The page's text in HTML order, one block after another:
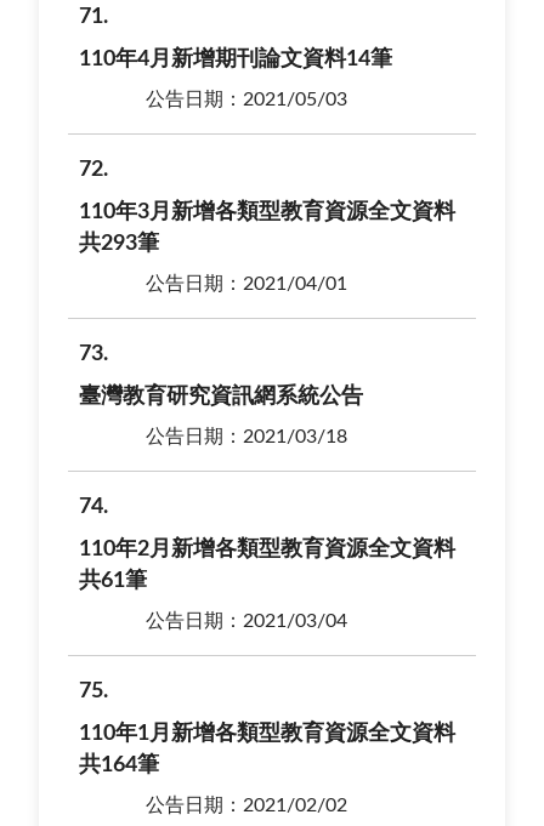
71
110年4月新增期刊論文資料14筆
公告日期：2021/05/03
72
110年3月新增各類型教育資源全文資料
共293筆
公告日期：2021/04/01
73
臺灣教育研究資訊網系統公告
公告日期：2021/03/18
74
110年2月新增各類型教育資源全文資料
共61筆
公告日期：2021/03/04
75
110年1月新增各類型教育資源全文資料
共164筆
公告日期：2021/02/02